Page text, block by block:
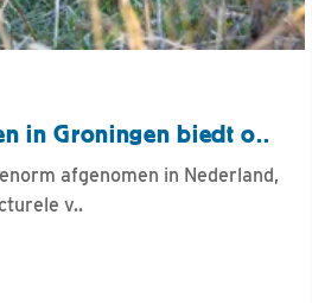
in Groningen biedt o..
afgenomen in Nederland,
v..